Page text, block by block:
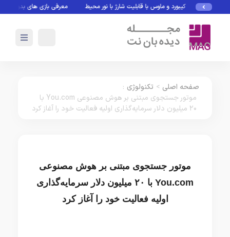
کیبورد و ماوس با قابلیت شارژ با نور محیط معرفی بازی های بدون نیاز
صفحه اصلی > تکنولوژی :
موتور جستجوی مبتنی بر هوش مصنوعی You.com با
۲۰ میلیون دلار سرمایه‌گذاری اولیه فعالیت خود را آغاز کرد
موتور جستجوی مبتنی بر هوش مصنوعی
You.com با ۲۰ میلیون دلار سرمایه‌گذاری
اولیه فعالیت خود را آغاز کرد